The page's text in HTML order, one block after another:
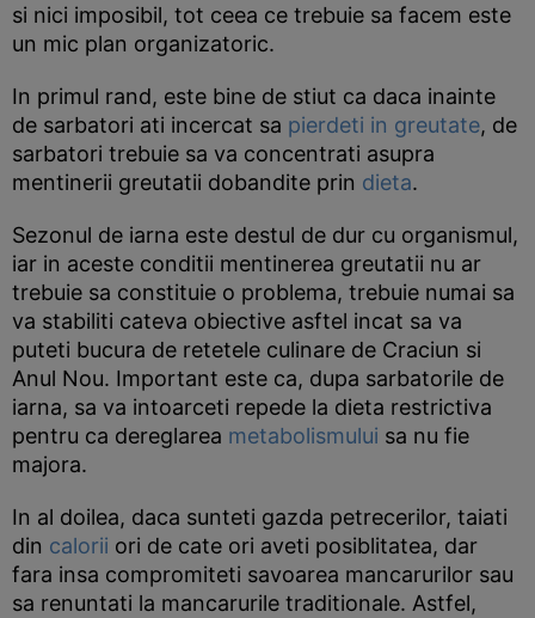
si nici imposibil, tot ceea ce trebuie sa facem este
un mic plan organizatoric.
In primul rand, este bine de stiut ca daca inainte
de sarbatori ati incercat sa pierdeti in greutate, de
sarbatori trebuie sa va concentrati asupra
mentinerii greutatii dobandite prin dieta.
Sezonul de iarna este destul de dur cu organismul,
iar in aceste conditii mentinerea greutatii nu ar
trebuie sa constituie o problema, trebuie numai sa
va stabiliti cateva obiective asftel incat sa va
puteti bucura de retetele culinare de Craciun si
Anul Nou. Important este ca, dupa sarbatorile de
iarna, sa va intoarceti repede la dieta restrictiva
pentru ca dereglarea metabolismului sa nu fie
majora.
In al doilea, daca sunteti gazda petrecerilor, taiati
din calorii ori de cate ori aveti posiblitatea, dar
fara insa compromiteti savoarea mancarurilor sau
sa renuntati la mancarurile traditionale. Astfel,